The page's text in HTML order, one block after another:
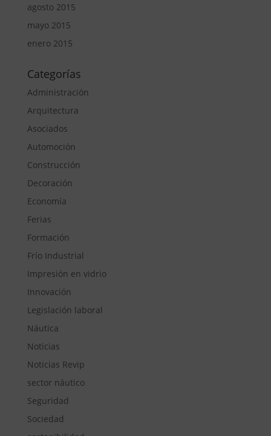
agosto 2015
mayo 2015
enero 2015
Categorías
Administración
Arquitectura
Asociados
Automoción
Construcción
Decoración
Economía
Ferias
Formación
Frío Industrial
Impresión en vidrio
Innovación
Legislación laboral
Náutica
Noticias
Noticias Revip
sector náutico
Seguridad
Sociedad